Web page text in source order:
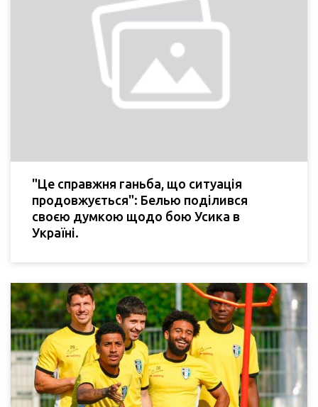
"Це справжня ганьба, що ситуація
продовжується": Белью поділився
своєю думкою щодо бою Усика в
Україні.